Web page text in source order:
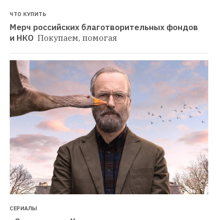
ЧТО КУПИТЬ
Мерч российских благотворительных фондов
и НКО Покупаем, помогая
СЕРИАЛЫ